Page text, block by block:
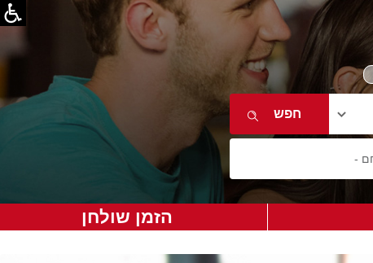
הזמן שולחן